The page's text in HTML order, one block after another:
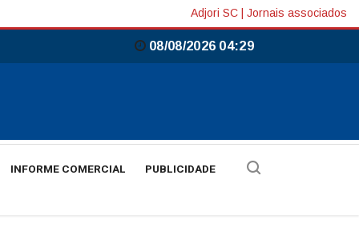
Adjori SC Jornais associados
08/08/2026 04:29
INFORME COMERCIAL PUBLICIDADE